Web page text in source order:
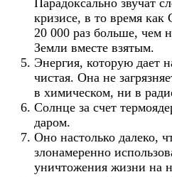
Парадоксально звучат
кризисе, в то время как
20 000 раз больше, чем
Земли вместе взятым.
Энергия, которую дает
чистая. Она не
в химическом, ни в
Солнце за счет
даром.
Оно настолько далеко,
злонамеренно
уничтожения жизни на